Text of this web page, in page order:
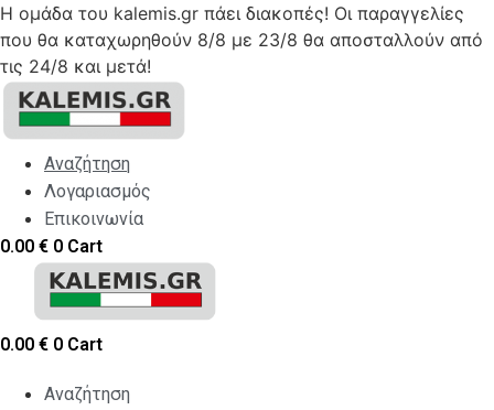
Η ομάδα του kalemis.gr πάει διακοπές! Οι παραγγελίες
που θα καταχωρηθούν 8/8 με 23/8 θα αποσταλλούν από
τις 24/8 και μετά!
Skip
content
Αναζήτηση
Λογαριασμός
Επικοινωνία
0.00 € 0 Cart
0.00 € 0 Cart
Αναζήτηση